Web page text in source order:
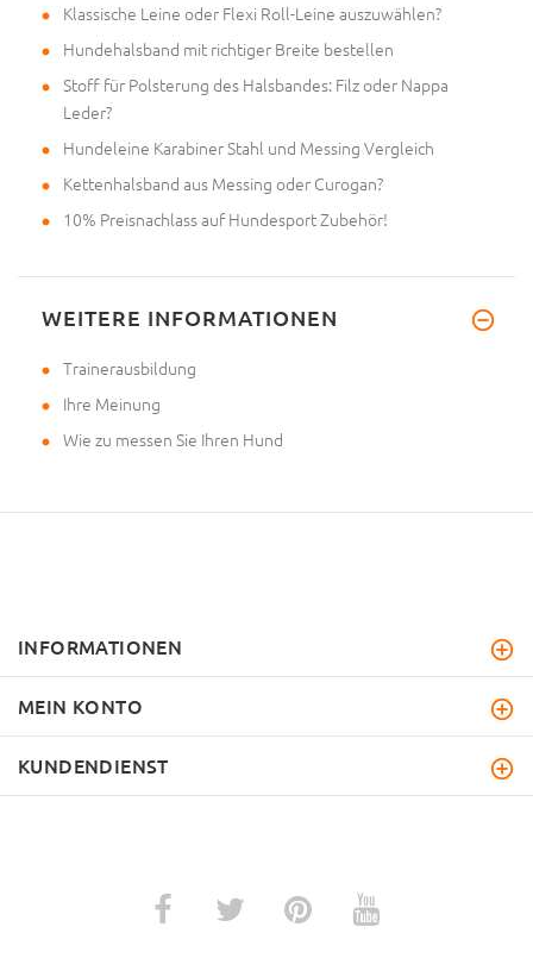
Klassische Leine oder Flexi Roll-Leine auszuwählen?
Hundehalsband mit richtiger Breite bestellen
Stoff für Polsterung des Halsbandes: Filz oder Nappa
Leder?
Hundeleine Karabiner Stahl und Messing Vergleich
Kettenhalsband aus Messing oder Curogan?
10% Preisnachlass auf Hundesport Zubehör!
WEITERE INFORMATIONEN
Trainerausbildung
Ihre Meinung
Wie zu messen Sie Ihren Hund
INFORMATIONEN
MEIN KONTO
KUNDENDIENST